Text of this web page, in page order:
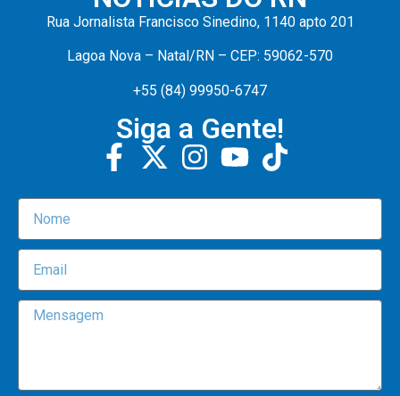
Rua Jornalista Francisco Sinedino, 1140 apto 201
Lagoa Nova – Natal/RN – CEP: 59062-570
+55 (84) 99950-6747
Siga a Gente!